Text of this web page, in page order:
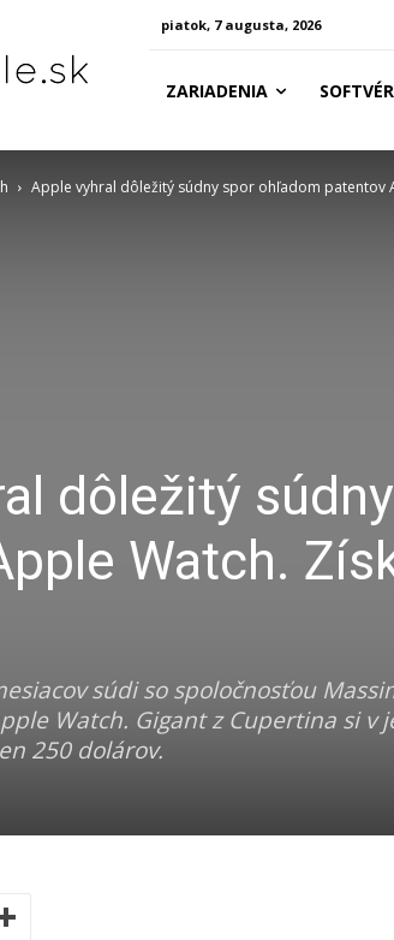
piatok, 7 augusta, 2026
ZARIADENIA SOFTVÉR
Apple vyhral dôležitý súdny spor ohľadom patentov
dôležitý
Watch.
súdi so spoločnosťou
Watch. Gigant z Cupertina si
250 dolárov.